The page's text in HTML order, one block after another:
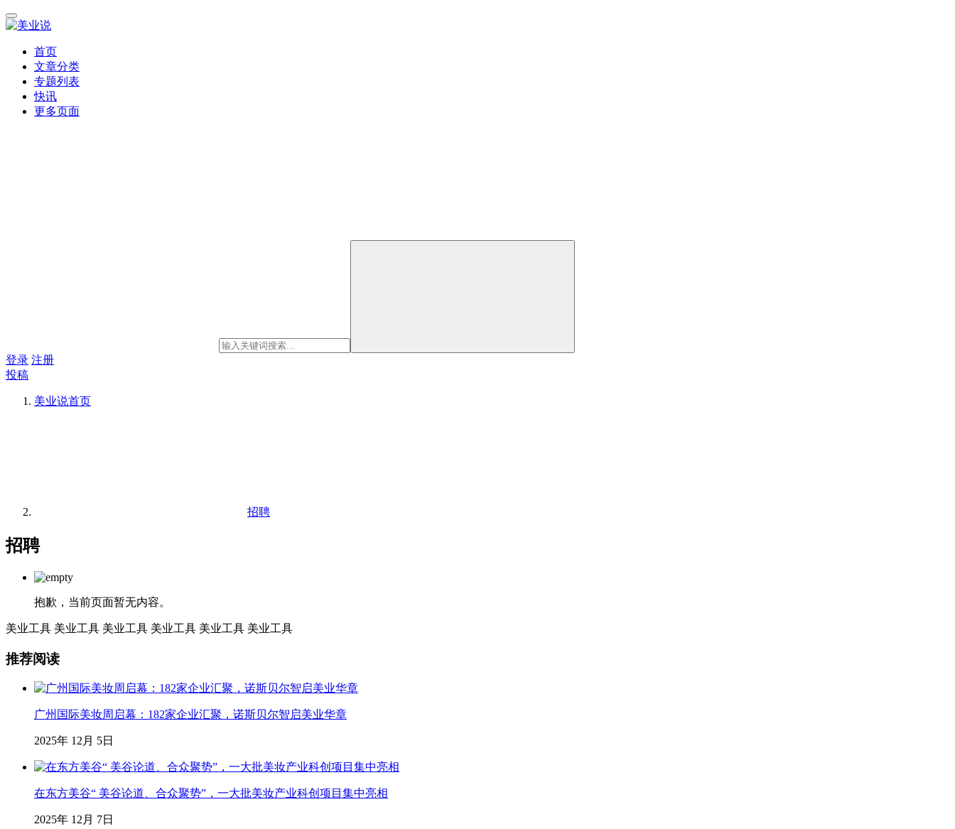
首页
文章分类
专题列表
快讯
更多页面
登录 注册
投稿
美业说首页
招聘
招聘
抱歉，当前页面暂无内容。
美业工具 美业工具 美业工具 美业工具 美业工具 美业工具
推荐阅读
广州国际美妆周启幕：182家企业汇聚，诺斯贝尔智启美业华章
2025年 12月 5日
在东方美谷“ 美谷论道、合众聚势”，一大批美妆产业科创项目集中亮相
2025年 12月 7日